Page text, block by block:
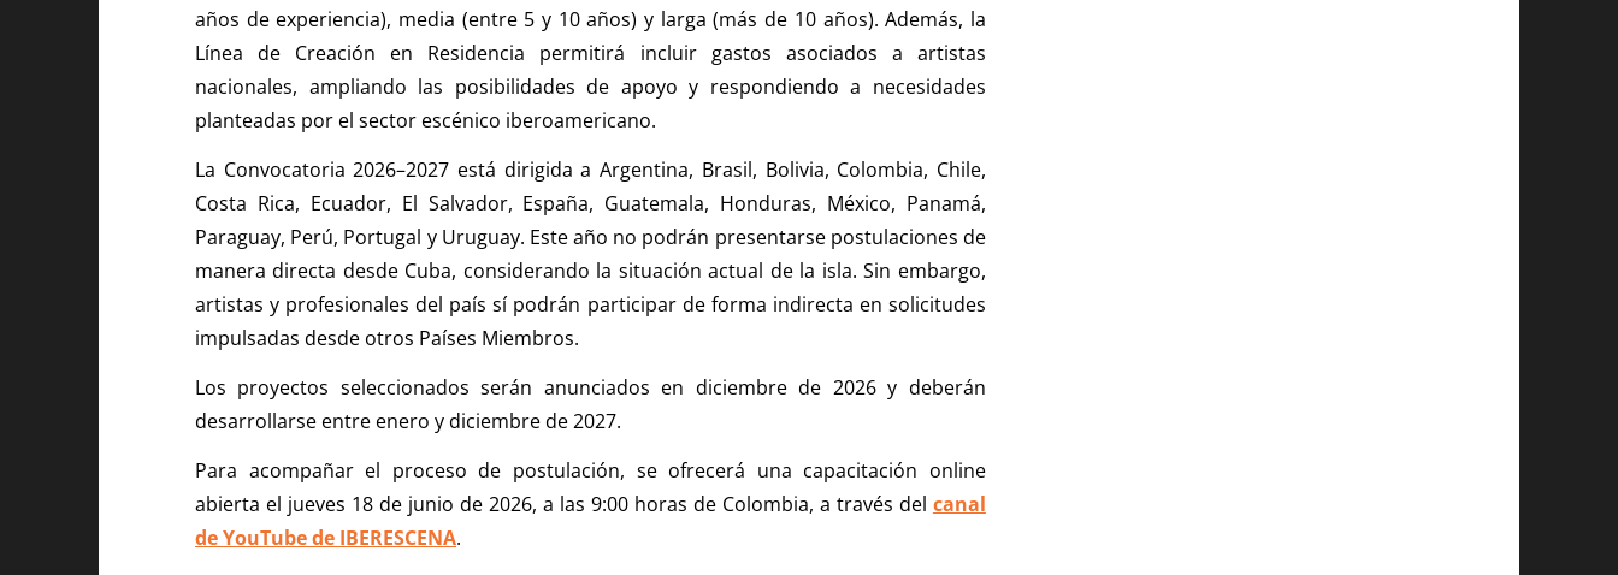
años de experiencia), media (entre 5 y 10 años) y larga (más de 10 años). Además, la
Línea de Creación en Residencia permitirá incluir gastos asociados a artistas
nacionales, ampliando las posibilidades de apoyo y respondiendo a necesidades
planteadas por el sector escénico iberoamericano.
La Convocatoria 2026–2027 está dirigida a Argentina, Brasil, Bolivia, Colombia, Chile,
Costa Rica, Ecuador, El Salvador, España, Guatemala, Honduras, México, Panamá,
Paraguay, Perú, Portugal y Uruguay. Este año no podrán presentarse postulaciones de
manera directa desde Cuba, considerando la situación actual de la isla. Sin embargo,
artistas y profesionales del país sí podrán participar de forma indirecta en solicitudes
impulsadas desde otros Países Miembros.
Los proyectos seleccionados serán anunciados en diciembre de 2026 y deberán
desarrollarse entre enero y diciembre de 2027.
Para acompañar el proceso de postulación, se ofrecerá una capacitación online
abierta el jueves 18 de junio de 2026, a las 9:00 horas de Colombia, a través del canal
de YouTube de IBERESCENA.